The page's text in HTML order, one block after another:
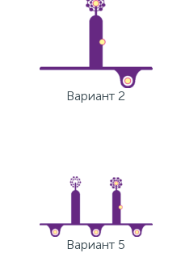
Вариант 2
Вариант 5